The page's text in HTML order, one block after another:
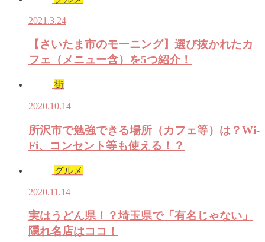
2021.3.24
【さいたま市のモーニング】選び抜かれたカ
フェ（メニュー含）を5つ紹介！
街
2020.10.14
所沢市で勉強できる場所（カフェ等）は？Wi-
Fi、コンセント等も使える！？
グルメ
2020.11.14
実はうどん県！？埼玉県で「有名じゃない」
隠れ名店はココ！